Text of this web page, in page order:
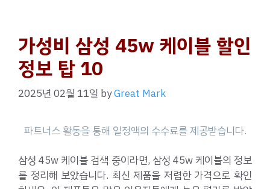
가성비 삼성 45w 케이블 할인
정보 탑 10
2025년 02월 11일 byGreat Mark
삼성 45w 케이블 검색 중이라면, 삼성 45w 케이블의 정보
를 정리해 보았습니다. 최신 제품을 저렴한 가격으로 확인